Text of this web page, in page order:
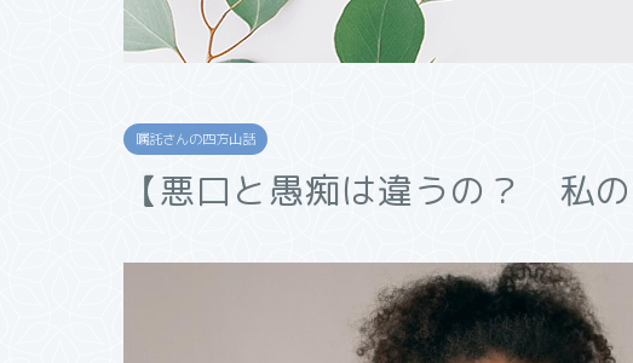
嘱託さんの四方山話
【悪口と愚痴は違うの？ 私